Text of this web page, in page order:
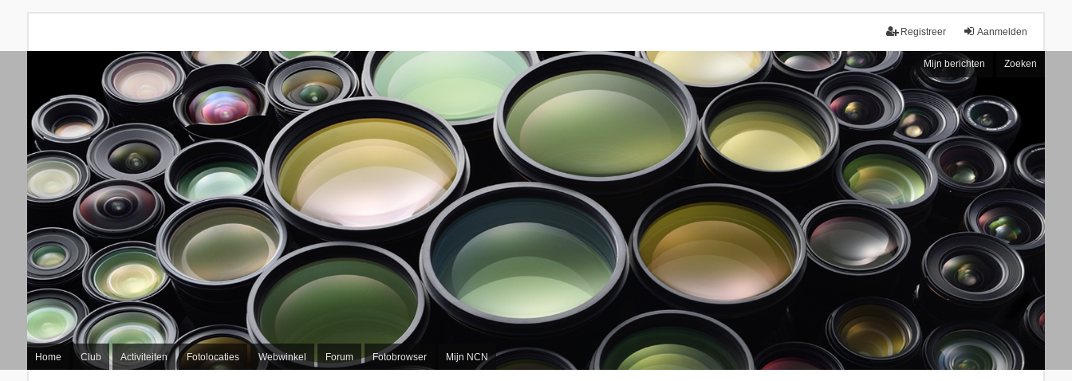
Aanmelden
Registreer
Mijn berichten Zoeken
Home Club Activiteiten Fotolocaties Webwinkel Forum Fotobrowser Mijn NCN